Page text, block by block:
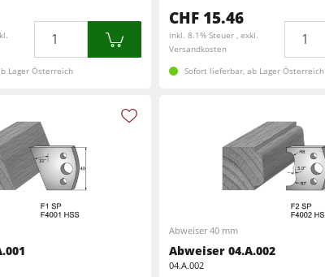
Breitbandschleifmaschinen
Bürst- und Bürstschleifmaschinen
Brikettierpressen
Rohluftabsauggeräte
Vorschubapparate
Bohrmaschinen
Lager Österreich
CHF 15.46
inkl. 8.1% Steuer , exkl.
Versandkosten
Sofort lieferbar, ab Lager Österreich
Abweiser 40 mm
Abweiser 04.A.002
04.A.002